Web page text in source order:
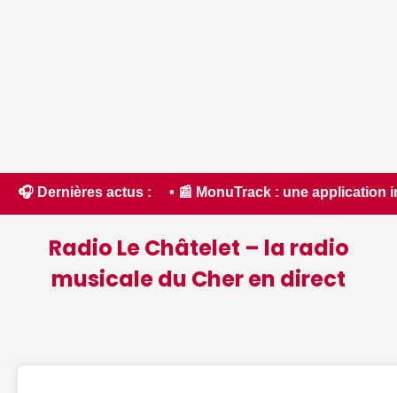
🎧 Dernières actus :
📰 MonuTrack : une application inventée par
Radio Le Châtelet – la radio
musicale du Cher en direct